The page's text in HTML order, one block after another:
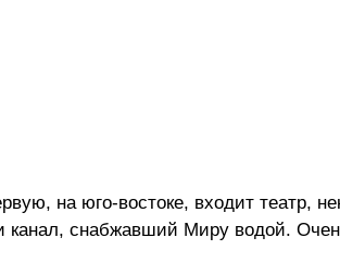
на юго-востоке, входит театр,
канал, снабжавший Миру водой.